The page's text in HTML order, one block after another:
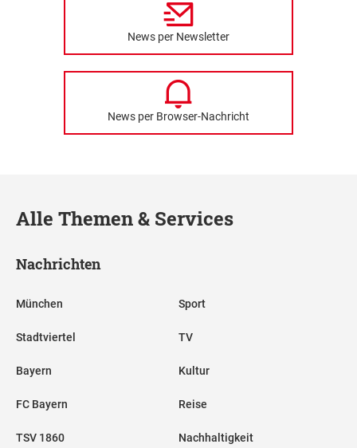
News per Newsletter
News per Browser-Nachricht
Alle Themen & Services
Nachrichten
München
Stadtviertel
Bayern
FC Bayern
TSV 1860
Sport
TV
Kultur
Reise
Nachhaltigkeit